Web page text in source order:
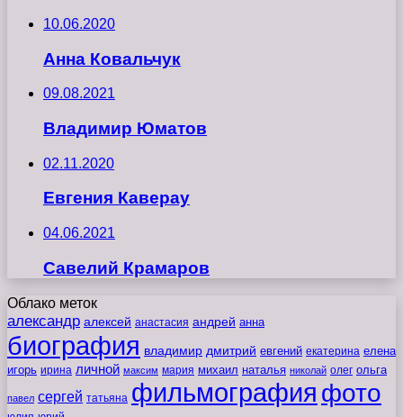
10.06.2020
Анна Ковальчук
09.08.2021
Владимир Юматов
02.11.2020
Евгения Каверау
04.06.2021
Савелий Крамаров
Облако меток
александр алексей анастасия андрей анна
биография владимир дмитрий евгений екатерина елена
игорь ирина личной максим мария михаил наталья николай олег ольга
павел сергей татьяна фильмография фото